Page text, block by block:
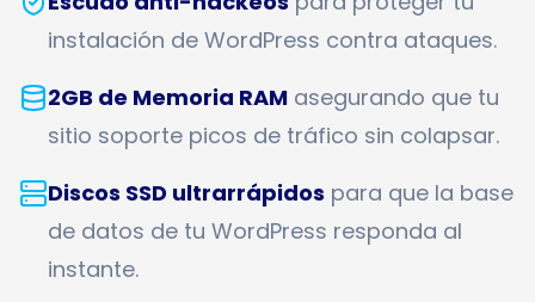
instalación de WordPress contra ataques.
2GB de Memoria RAM asegurando que tu
sitio soporte picos de tráfico sin colapsar.
Discos SSD ultrarrápidos para que la base
de datos de tu WordPress responda al
instante.